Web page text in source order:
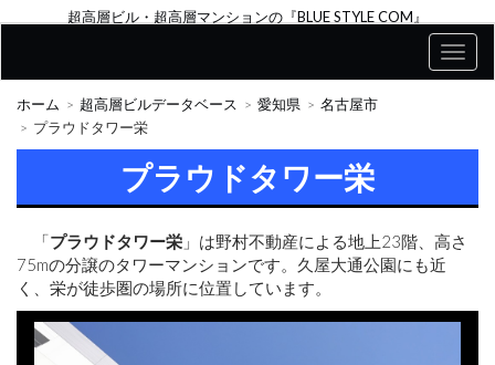
超高層ビル・超高層マンションの『BLUE STYLE COM』
ホーム 超高層ビルデータベース 愛知県
名古屋市
プラウドタワー栄
プラウドタワー栄
「プラウドタワー栄 」は野村不動産による地上23階、高さ
75mの分譲のタワーマンションです。久屋大通公園にも近
く、栄が徒歩圏の場所に位置しています。